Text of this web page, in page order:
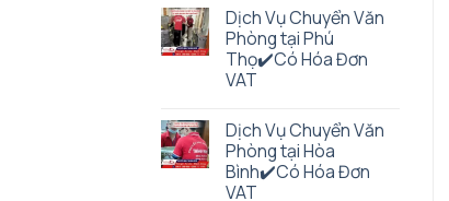
Dịch Vụ Chuyển Văn
Phòng tại Phú
Thọ✔️Có Hóa Đơn
VAT
Dịch Vụ Chuyển Văn
Phòng tại Hòa
Bình✔️Có Hóa Đơn
VAT